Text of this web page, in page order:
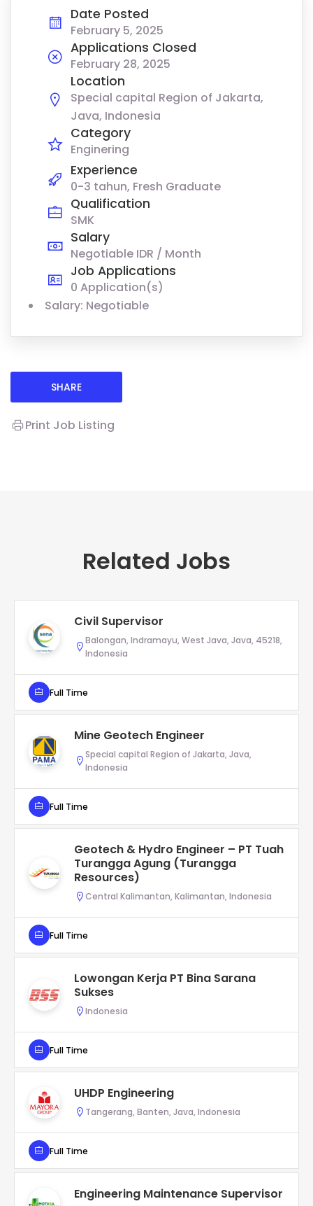
Date Posted
February 5, 2025
Applications Closed
February 28, 2025
Location
Special capital Region of Jakarta,
Java, Indonesia
Category
Enginering
Experience
0-3 tahun, Fresh Graduate
Qualification
SMK
Salary
Negotiable IDR / Month
Job Applications
0 Application(s)
Salary: Negotiable
SHARE
Print Job Listing
Related Jobs
Civil Supervisor
Balongan, Indramayu, West Java, Java, 45218,
Indonesia
Full Time
Mine Geotech Engineer
Special capital Region of Jakarta, Java,
Indonesia
Full Time
Geotech & Hydro Engineer – PT Tuah
Turangga Agung (Turangga
Resources)
Central Kalimantan, Kalimantan, Indonesia
Full Time
Lowongan Kerja PT Bina Sarana
Sukses
Indonesia
Full Time
UHDP Engineering
Tangerang, Banten, Java, Indonesia
Full Time
Engineering Maintenance Supervisor